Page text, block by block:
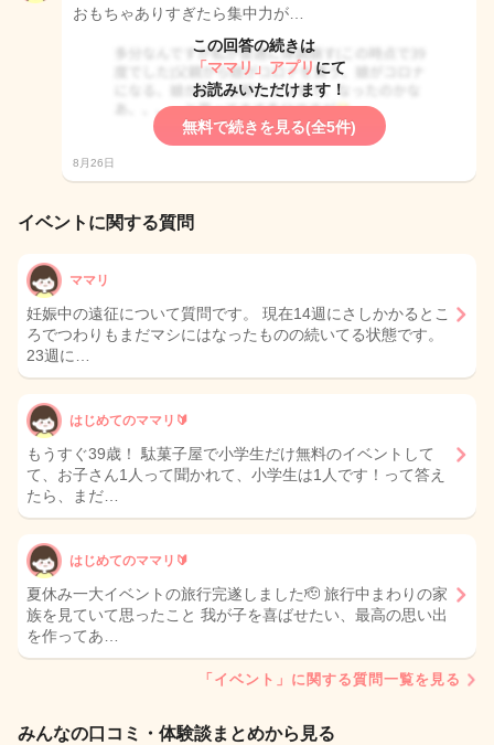
おもちゃありすぎたら集中力が…
この回答の続きは
「ママリ」アプリ にて
お読みいただけます！
無料で続きを見る(全5件)
8月26日
イベントに関する質問
ママリ
妊娠中の遠征について質問です。 現在14週にさしかかるとこ
ろでつわりもまだマシにはなったものの続いてる状態です。
23週に…
はじめてのママリ🔰
もうすぐ39歳！ 駄菓子屋で小学生だけ無料のイベントして
て、お子さん1人って聞かれて、小学生は1人です！って答え
たら、まだ…
はじめてのママリ🔰
夏休み一大イベントの旅行完遂しました🫡 旅行中まわりの家
族を見ていて思ったこと 我が子を喜ばせたい、最高の思い出
を作ってあ…
「イベント」に関する質問一覧を見る
みんなの口コミ・体験談まとめから見る